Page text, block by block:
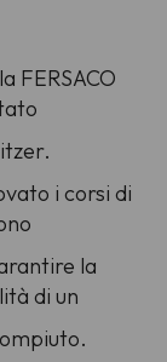
FERSACO
i corsi di
la
di un